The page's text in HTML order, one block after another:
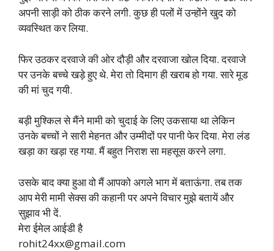
अपनी साड़ी को ठीक करने लगी. कुछ ही पलों में उन्होंने खुद को
व्यवस्थित कर लिया.
फिर उठकर दरवाजे की ओर दौड़ी और दरवाजा खोल दिया. दरवाजे
पर उनके बच्चे खड़े हुए थे. मेरा तो दिमाग ही खराब हो गया. सारे मूड
की मां चुद गयी.
बड़ी मुश्किल से मैंने मामी को चुदाई के लिए उकसाया था लेकिन
उनके बच्चों ने सारी मेहनत और उम्मीदों पर पानी फेर दिया. मेरा लंड
खड़ा का खड़ा रह गया. मैं बहुत निराश सा महसूस करने लगा.
उसके बाद क्या हुआ वो मैं आपको अगले भाग में बताऊंगा. तब तक
आप मेरी मामी सेक्स की कहानी पर अपने विचार मुझे बतायें और
सुझाव भी दें.
मेरा ईमेल आईडी है
rohit24xx@gmail.com